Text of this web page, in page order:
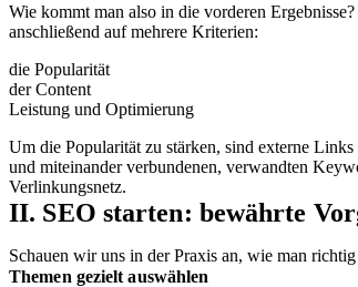
Wie kommt man also in die vorderen
anschließend auf mehrere Kriterien:
die Popularität
der Content
Leistung und Optimierung
Um die Popularität zu stärken, sind externe
und miteinander verbundenen, verwandten
Verlinkungsnetz.
II. SEO starten: bewährte
Schauen wir uns in der Praxis an, wie man
Themen gezielt auswählen